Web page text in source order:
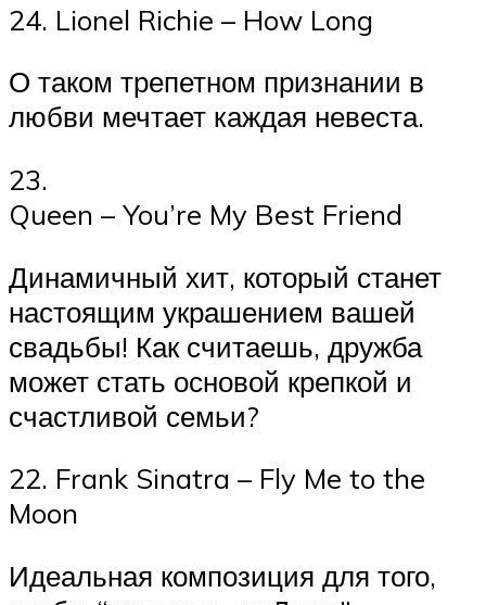
24. Lionel Richie – How Long
О таком трепетном признании в
любви мечтает каждая невеста.
23.
Queen – You’re My Best Friend
Динамичный хит, который станет
настоящим украшением вашей
свадьбы! Как считаешь, дружба
может стать основой крепкой и
счастливой семьи?
22. Frank Sinatra – Fly Me to the
Moon
Идеальная композиция для того,